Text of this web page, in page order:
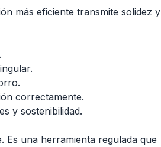
más eficiente transmite solidez y
correctamente.
y sostenibilidad.
Es una herramienta regulada que